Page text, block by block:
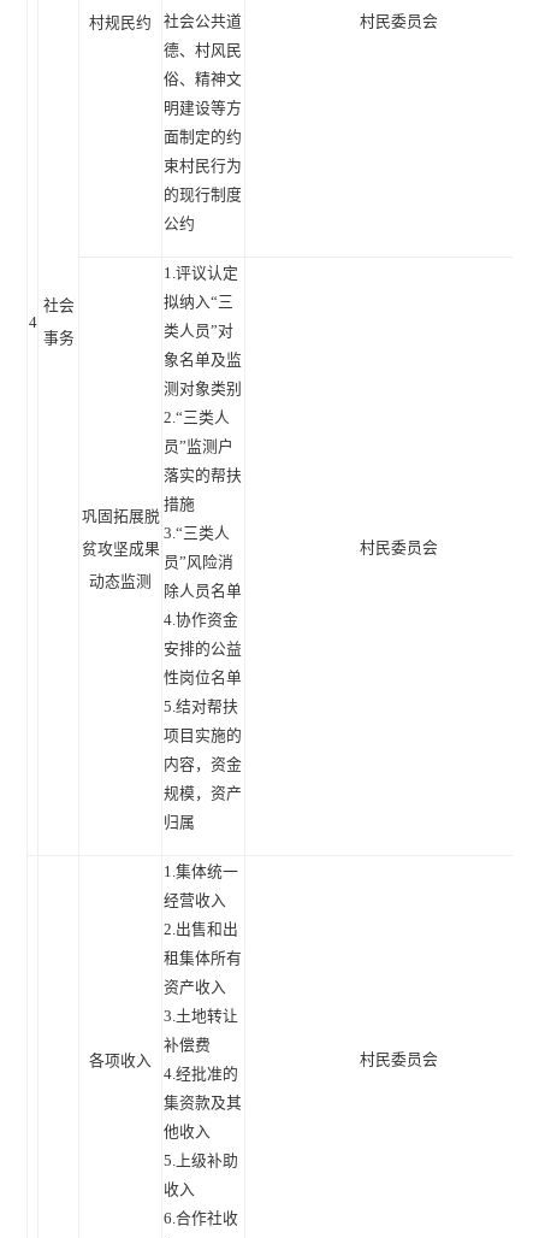
4
社会
事务
村规民约
社会公共道
德、村风民
俗、精神文
明建设等方
面制定的约
束村民行为
的现行制度
公约
村民委员会
巩固拓展脱
贫攻坚成果
动态监测
1.评议认定
拟纳入“三
类人员”对
象名单及监
测对象类别
2.“三类人
员”监测户
落实的帮扶
措施
3.“三类人
员”风险消
除人员名单
4.协作资金
安排的公益
性岗位名单
5.结对帮扶
项目实施的
内容，资金
规模，资产
归属
村民委员会
各项收入
1.集体统一
经营收入
2.出售和出
租集体所有
资产收入
3.土地转让
补偿费
4.经批准的
集资款及其
他收入
5.上级补助
收入
6.合作社收
村民委员会